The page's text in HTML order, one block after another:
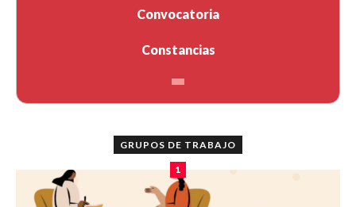
Convocatoria
Constancias
GRUPOS DE TRABAJO
1